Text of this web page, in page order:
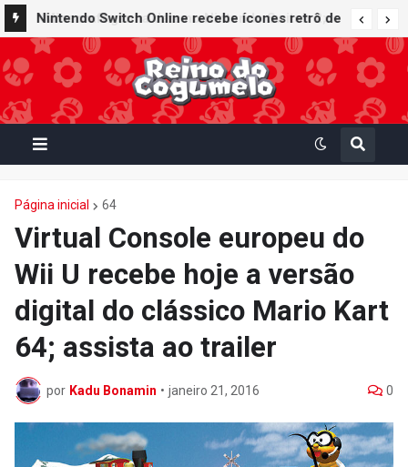
Nintendo Switch Online recebe ícones retrô de
Mario Paint (SNES) e Mario Kart: Super Circuit
(GBA)
Página inicial 64
Virtual Console europeu do
Wii U recebe hoje a versão
digital do clássico Mario Kart
64; assista ao trailer
por Kadu Bonamin • janeiro 21, 2016 0